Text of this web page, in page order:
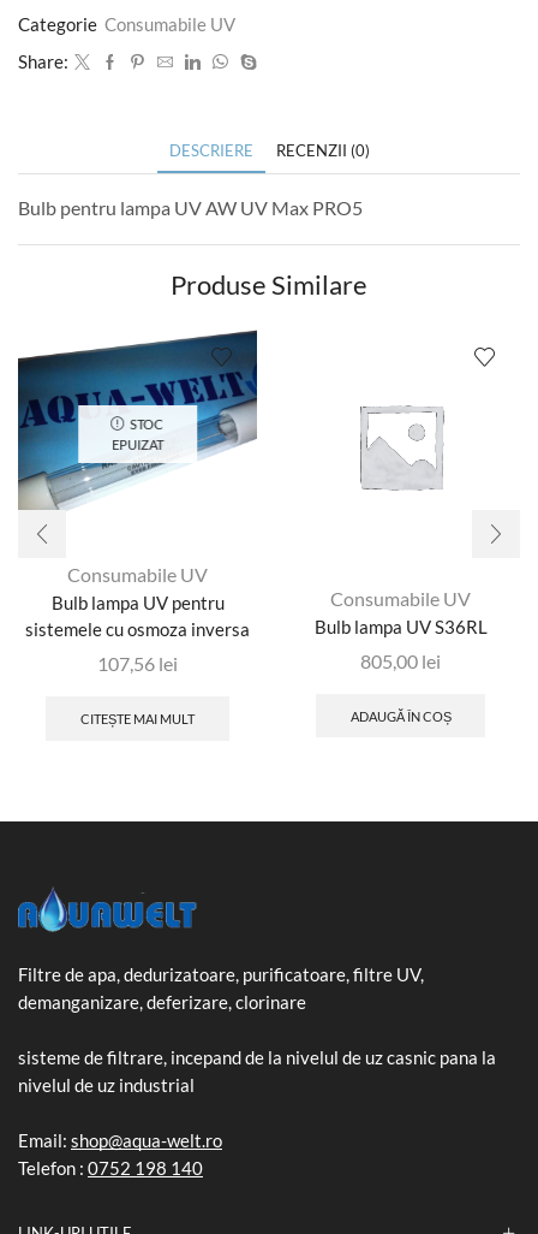
Categorie Consumabile UV
Share:
DESCRIERE RECENZII (0)
Bulb pentru lampa UV AW UV Max PRO5
Produse Similare
STOC
EPUIZAT
Consumabile UV
Bulb lampa UV pentru
sistemele cu osmoza inversa
107,56 lei
CITEȘTE MAI MULT
Consumabile UV
Bulb lampa UV S36RL
805,00 lei
ADAUGĂ ÎN COȘ
Filtre de apa, dedurizatoare, purificatoare, filtre UV,
demanganizare, deferizare, clorinare
sisteme de filtrare, incepand de la nivelul de uz casnic pana la
nivelul de uz industrial
Email: shop@aqua-welt.ro
Telefon : 0752 198 140